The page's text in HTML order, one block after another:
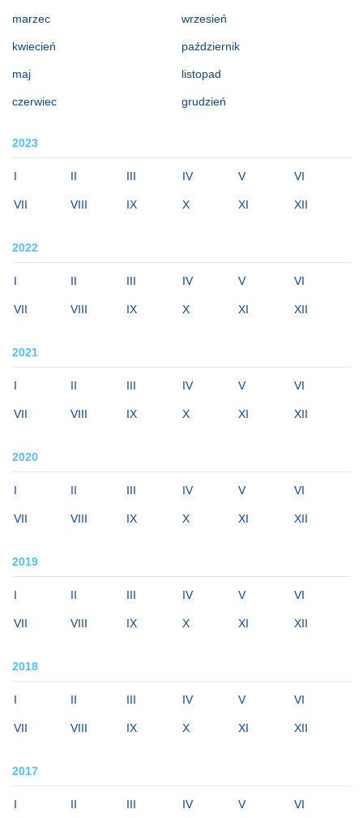
marzec
kwiecień
maj
czerwiec
wrzesień
październik
listopad
grudzień
2023
I II III IV V VI
VII VIII IX X XI XII
2022
I II III IV V VI
VII VIII IX X XI XII
2021
I II III IV V VI
VII VIII IX X XI XII
2020
I II III IV V VI
VII VIII IX X XI XII
2019
I II III IV V VI
VII VIII IX X XI XII
2018
I II III IV V VI
VII VIII IX X XI XII
2017
I II III IV V VI